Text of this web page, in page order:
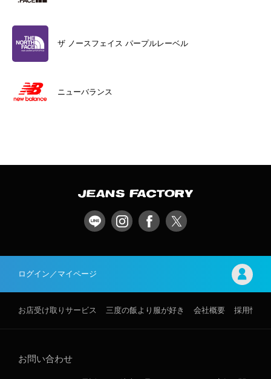
ザ ノースフェイス パープルレーベル
ニューバランス
ログイン／マイページ
お店受け取りサービス 三度の飯より服が好き 会社概要 採用情報
お問い合わせ